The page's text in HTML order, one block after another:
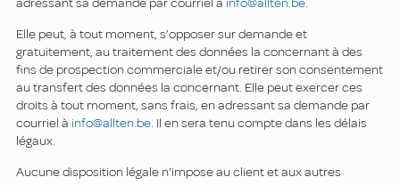
Elle peut, à tout moment, s’opposer sur demande et
gratuitement, au traitement des données la concernant à des
fins de prospection commerciale et/ou retirer son consentement
au transfert des données la concernant. Elle peut exercer ces
droits à tout moment, sans frais, en adressant sa demande par
courriel à info@allten.be. Il en sera tenu compte dans les délais
légaux.
Aucune disposition légale n’impose au client et aux autres